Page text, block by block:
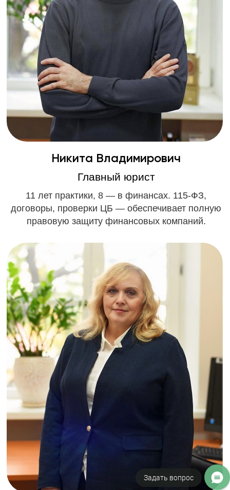
Почитайте, что пишут о нас клиенты
Отвечаем на ваши вопросы
Задать вопрос